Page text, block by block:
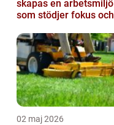
skapas en arbetsmiljö
som stödjer fokus och
02 maj 2026